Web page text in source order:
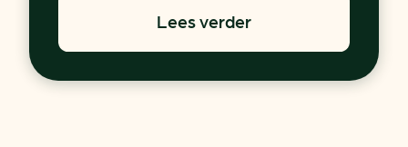
Lees verder